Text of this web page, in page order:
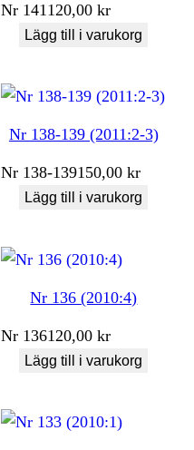
Nr 141120,00kr
Lägg till i varukorg
Nr 138-139 (2011:2-3)
Nr 138-139150,00kr
Lägg till i varukorg
Nr 136 (2010:4)
Nr 136120,00kr
Lägg till i varukorg